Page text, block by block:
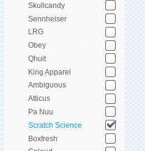
Skullcandy
Sennheiser
LRG
Obey
Qhuit
King Apparel
Ambiguous
Atticus
Pa Nuu
Scratch Science
Boxfresh